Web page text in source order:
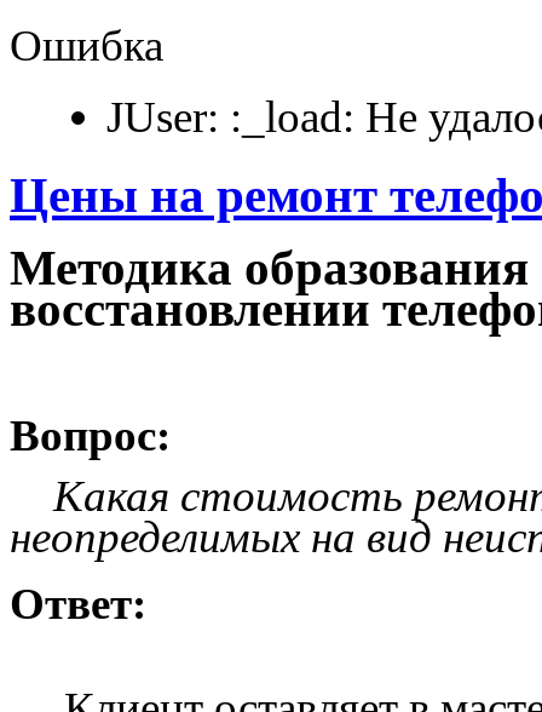
Ошибка
JUser: :_load: Не
Цены на ремонт
Методика
восстановлении
Вопрос:
Какая стоимость
неопределимых на вид
Ответ: